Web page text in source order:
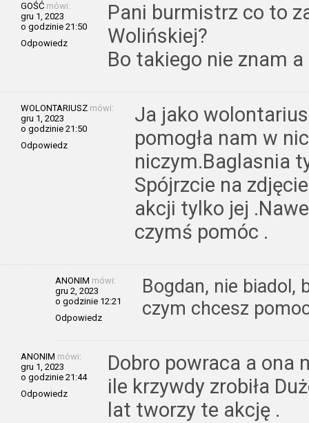
GOŚĆ mówi:
gru 1, 2023
o godzinie 21:50
Odpowiedz
Pani burmistrz co to
Wolińskiej?
Bo takiego nie znam
WOLONTARIUSZ mówi:
gru 1, 2023
o godzinie 21:50
Odpowiedz
Ja jako
pomogła nam w
niczym.Baglasnia
Spójrzcie na
akcji tylko jej
czymś pomóc .
ANONIM mówi:
gru 2, 2023
o godzinie 12:21
Odpowiedz
Bogdan, nie biadol,
czym chcesz
ANONIM mówi:
gru 1, 2023
o godzinie 21:44
Odpowiedz
Dobro powraca a ona
ile krzywdy zrobiła
lat tworzy te akcję .